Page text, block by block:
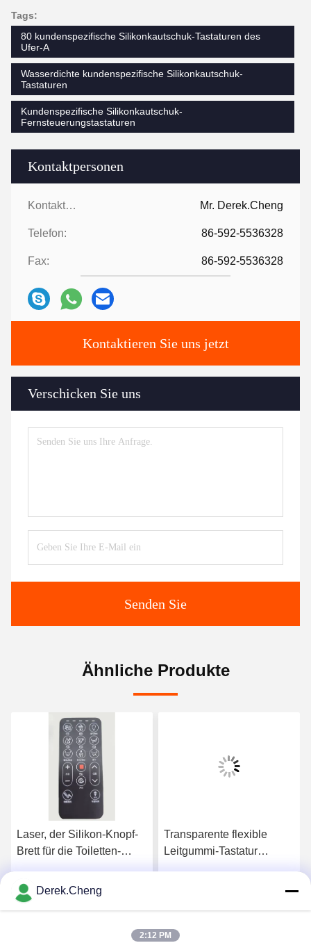
Kontaktpersonen
Kontaktpersonen: Mr. Derek.Cheng
Telefon: 86-592-5536328
Fax: 86-592-5536328
Kontaktieren Sie uns jetzt
Verschicken Sie uns
Senden Sie
Tags:
80 kundenspezifische Silikonkautschuk-Tastaturen des
Ufer-A
Wasserdichte kundenspezifische Silikonkautschuk-
Tastaturen
Kundenspezifische Silikonkautschuk-
Fernsteuerungstastaturen
Ähnliche Produkte
Laser, der Silikon-Knopf-
Brett für die Toiletten-
Transparente flexible
Leitgummi-Tastatur
Derek.Cheng
2:12 PM